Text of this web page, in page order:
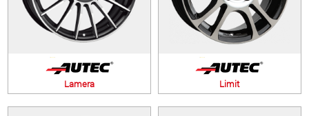
Lamera Limit